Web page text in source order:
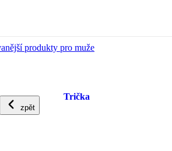
produkty pro muže
zpět
Trička